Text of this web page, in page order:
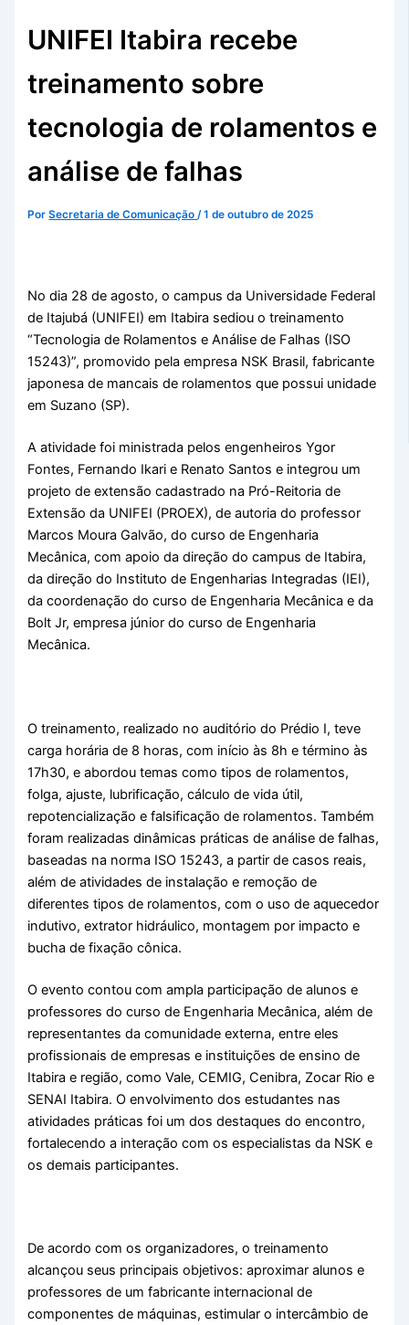
UNIFEI Itabira recebe
treinamento sobre
tecnologia de rolamentos e
análise de falhas
PorSecretaria de Comunicação/1 de outubro de 2025
No dia 28 de agosto, o campus da Universidade Federal
de Itajubá (UNIFEI) em Itabira sediou o treinamento
“Tecnologia de Rolamentos e Análise de Falhas (ISO
15243)”, promovido pela empresa NSK Brasil, fabricante
japonesa de mancais de rolamentos que possui unidade
em Suzano (SP).
A atividade foi ministrada pelos engenheiros Ygor
Fontes, Fernando Ikari e Renato Santos e integrou um
projeto de extensão cadastrado na Pró-Reitoria de
Extensão da UNIFEI (PROEX), de autoria do professor
Marcos Moura Galvão, do curso de Engenharia
Mecânica, com apoio da direção do campus de Itabira,
da direção do Instituto de Engenharias Integradas (IEI),
da coordenação do curso de Engenharia Mecânica e da
Bolt Jr, empresa júnior do curso de Engenharia
Mecânica.
O treinamento, realizado no auditório do Prédio I, teve
carga horária de 8 horas, com início às 8h e término às
17h30, e abordou temas como tipos de rolamentos,
folga, ajuste, lubrificação, cálculo de vida útil,
repotencialização e falsificação de rolamentos. Também
foram realizadas dinâmicas práticas de análise de falhas,
baseadas na norma ISO 15243, a partir de casos reais,
além de atividades de instalação e remoção de
diferentes tipos de rolamentos, com o uso de aquecedor
indutivo, extrator hidráulico, montagem por impacto e
bucha de fixação cônica.
O evento contou com ampla participação de alunos e
professores do curso de Engenharia Mecânica, além de
representantes da comunidade externa, entre eles
profissionais de empresas e instituições de ensino de
Itabira e região, como Vale, CEMIG, Cenibra, Zocar Rio e
SENAI Itabira. O envolvimento dos estudantes nas
atividades práticas foi um dos destaques do encontro,
fortalecendo a interação com os especialistas da NSK e
os demais participantes.
De acordo com os organizadores, o treinamento
alcançou seus principais objetivos: aproximar alunos e
professores de um fabricante internacional de
componentes de máquinas, estimular o intercâmbio de